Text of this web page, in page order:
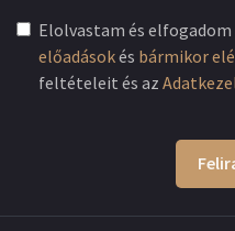
Elolvastam és elfogadom
előadásokés bármikor
feltételeit és az